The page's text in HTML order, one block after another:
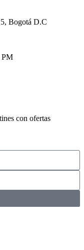
Bogotá D.C
PM
con ofertas